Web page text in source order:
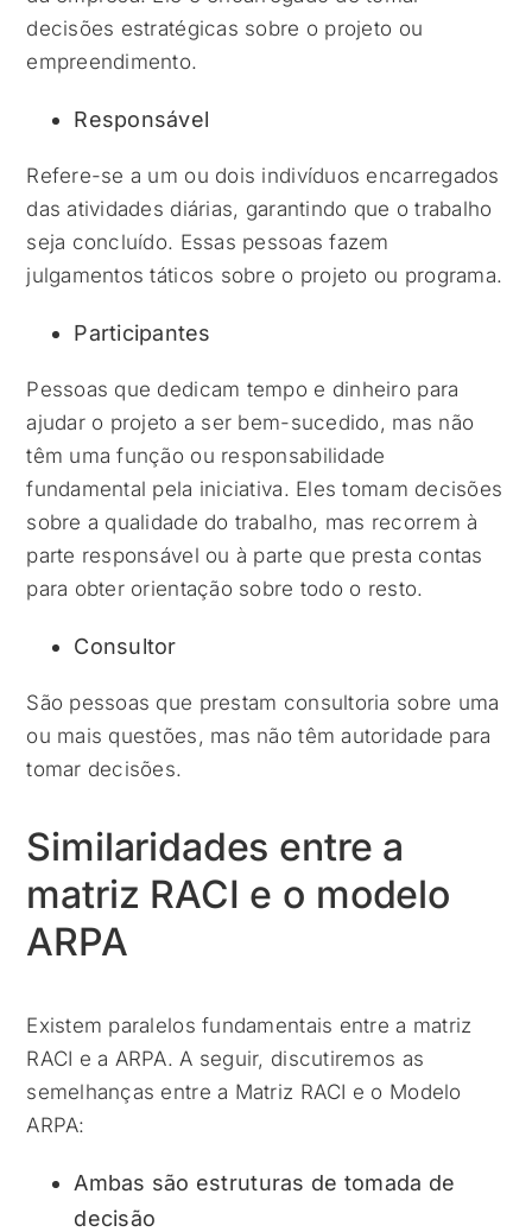
decisões estratégicas sobre o projeto ou
empreendimento.
Responsável
Refere-se a um ou dois indivíduos encarregados
das atividades diárias, garantindo que o trabalho
seja concluído. Essas pessoas fazem
julgamentos táticos sobre o projeto ou programa.
Participantes
Pessoas que dedicam tempo e dinheiro para
ajudar o projeto a ser bem-sucedido, mas não
têm uma função ou responsabilidade
fundamental pela iniciativa. Eles tomam decisões
sobre a qualidade do trabalho, mas recorrem à
parte responsável ou à parte que presta contas
para obter orientação sobre todo o resto.
Consultor
São pessoas que prestam consultoria sobre uma
ou mais questões, mas não têm autoridade para
tomar decisões.
Similaridades entre a
matriz RACI e o modelo
ARPA
Existem paralelos fundamentais entre a matriz
RACI e a ARPA. A seguir, discutiremos as
semelhanças entre a Matriz RACI e o Modelo
ARPA:
Ambas são estruturas de tomada de
decisão